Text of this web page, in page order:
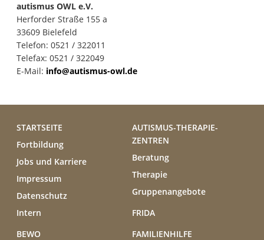
autismus OWL e.V.
Herforder Straße 155 a
33609 Bielefeld
Telefon: 0521 / 322011
Telefax: 0521 / 322049
E-Mail: info@autismus-owl.de
STARTSEITE
Fortbildung
Jobs und Karriere
Impressum
Datenschutz
Intern
AUTISMUS-THERAPIE-
ZENTREN
Beratung
Therapie
Gruppenangebote
FRIDA
BEWO
FAMILIENHILFE